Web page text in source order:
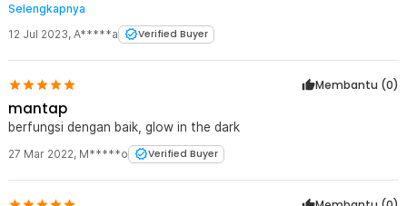
benar halus. Minusnya, suara mesinnya agak sedikit berisik.
Selengkapnya
12 Jul 2023, A*****a Verified Buyer
Membantu (0)
mantap
berfungsi dengan baik, glow in the dark
27 Mar 2022, M*****o Verified Buyer